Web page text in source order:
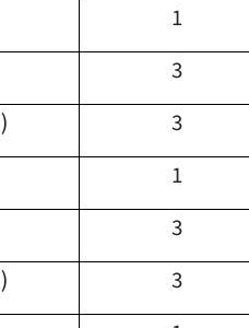
1
3
) 3
1
3
) 3